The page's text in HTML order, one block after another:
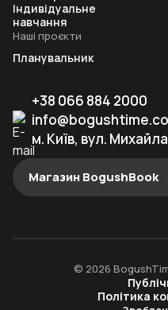
Індивідуальне
навчання
Наші проєкти
Планувальник
+38 066 884 2000
м. Київ, вул.
Магазин BogushBook
© 2026
Політика